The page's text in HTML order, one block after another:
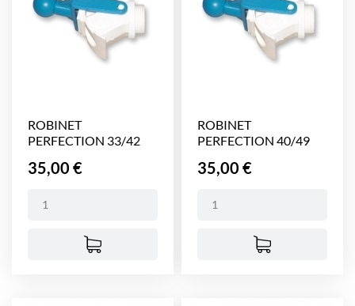
ROBINET
PERFECTION 33/42
Prix
35,00 €
ROBINET
PERFECTION 40/49
Prix
35,00 €